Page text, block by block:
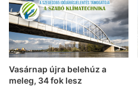
Vasárnap újra belehúz a
meleg, 34 fok lesz